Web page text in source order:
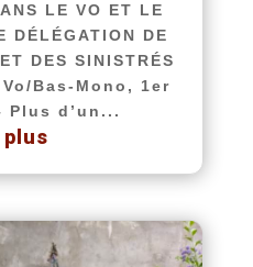
LE VO ET LE
DÉLÉGATION DE
DES SINISTRÉS
Bas-Mono, 1er
Plus d’un...
plus